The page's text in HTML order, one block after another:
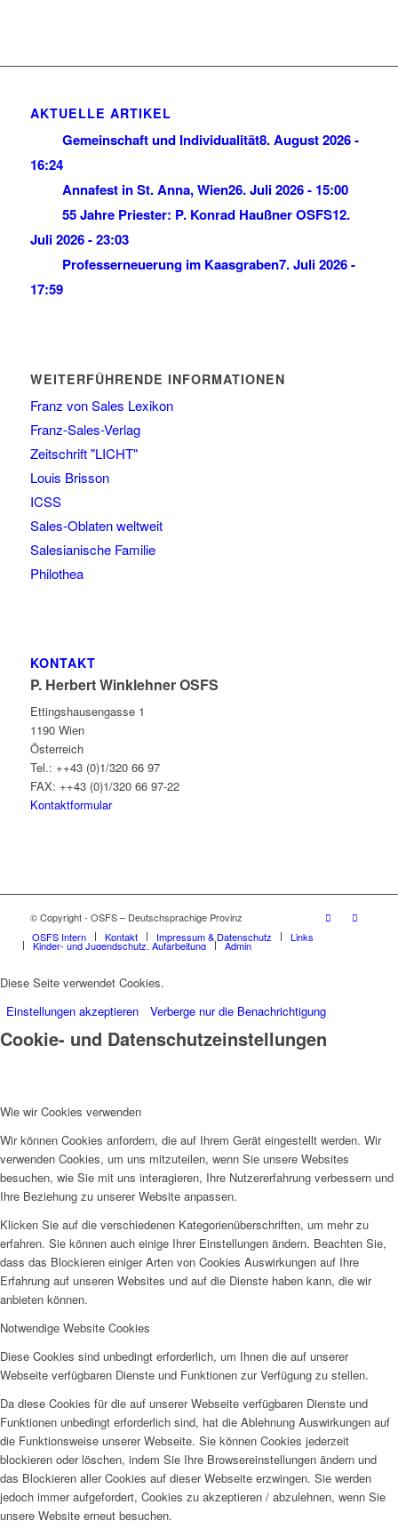
AKTUELLE ARTIKEL
Gemeinschaft und Individualität8. August 2026 -
16:24
Annafest in St. Anna, Wien26. Juli 2026 - 15:00
55 Jahre Priester: P. Konrad Haußner OSFS12.
Juli 2026 - 23:03
Professerneuerung im Kaasgraben7. Juli 2026 -
17:59
WEITERFÜHRENDE INFORMATIONEN
Franz von Sales Lexikon
Franz-Sales-Verlag
Zeitschrift "LICHT"
Louis Brisson
ICSS
Sales-Oblaten weltweit
Salesianische Familie
Philothea
KONTAKT
P. Herbert Winklehner OSFS
Ettingshausengasse 1
1190 Wien
Österreich
Tel.: ++43 (0)1/320 66 97
FAX: ++43 (0)1/320 66 97-22
Kontaktformular
© Copyright - OSFS – Deutschsprachige Provinz
OSFS Intern
Kontakt Impressum & Datenschutz Links
Kinder- und Jugendschutz, Aufarbeitung Admin
Diese Seite verwendet Cookies.
Einstellungen akzeptieren
Verberge nur die Benachrichtigung
Cookie- und Datenschutzeinstellungen
Wie wir Cookies verwenden
Wir können Cookies anfordern, die auf Ihrem Gerät eingestellt werden. Wir
verwenden Cookies, um uns mitzuteilen, wenn Sie unsere Websites
besuchen, wie Sie mit uns interagieren, Ihre Nutzererfahrung verbessern und
Ihre Beziehung zu unserer Website anpassen.
Klicken Sie auf die verschiedenen Kategorienüberschriften, um mehr zu
erfahren. Sie können auch einige Ihrer Einstellungen ändern. Beachten Sie,
dass das Blockieren einiger Arten von Cookies Auswirkungen auf Ihre
Erfahrung auf unseren Websites und auf die Dienste haben kann, die wir
anbieten können.
Notwendige Website Cookies
Diese Cookies sind unbedingt erforderlich, um Ihnen die auf unserer
Webseite verfügbaren Dienste und Funktionen zur Verfügung zu stellen.
Da diese Cookies für die auf unserer Webseite verfügbaren Dienste und
Funktionen unbedingt erforderlich sind, hat die Ablehnung Auswirkungen auf
die Funktionsweise unserer Webseite. Sie können Cookies jederzeit
blockieren oder löschen, indem Sie Ihre Browsereinstellungen ändern und
das Blockieren aller Cookies auf dieser Webseite erzwingen. Sie werden
jedoch immer aufgefordert, Cookies zu akzeptieren / abzulehnen, wenn Sie
unsere Website erneut besuchen.